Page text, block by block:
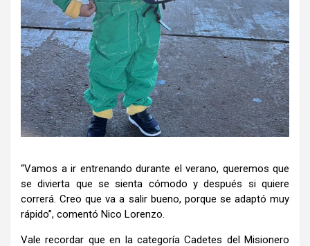
“Vamos a ir entrenando durante el verano, queremos que
se divierta que se sienta cómodo y después si quiere
correrá. Creo que va a salir bueno, porque se adaptó muy
rápido”, comentó Nico Lorenzo.
Vale recordar que en la categoría Cadetes del Misionero